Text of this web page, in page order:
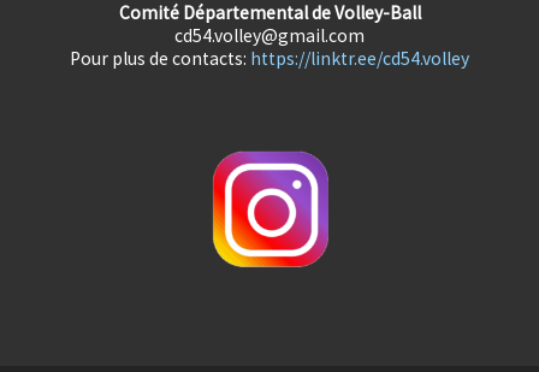
Comité Départemental de Volley-Ball
cd54.volley@gmail.com
Pour plus de contacts: https://linktr.ee/cd54.volley